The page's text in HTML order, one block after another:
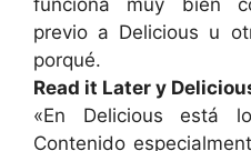
previo a Delicious u
porqué.
Read it Later y
«En Delicious está
Contenido